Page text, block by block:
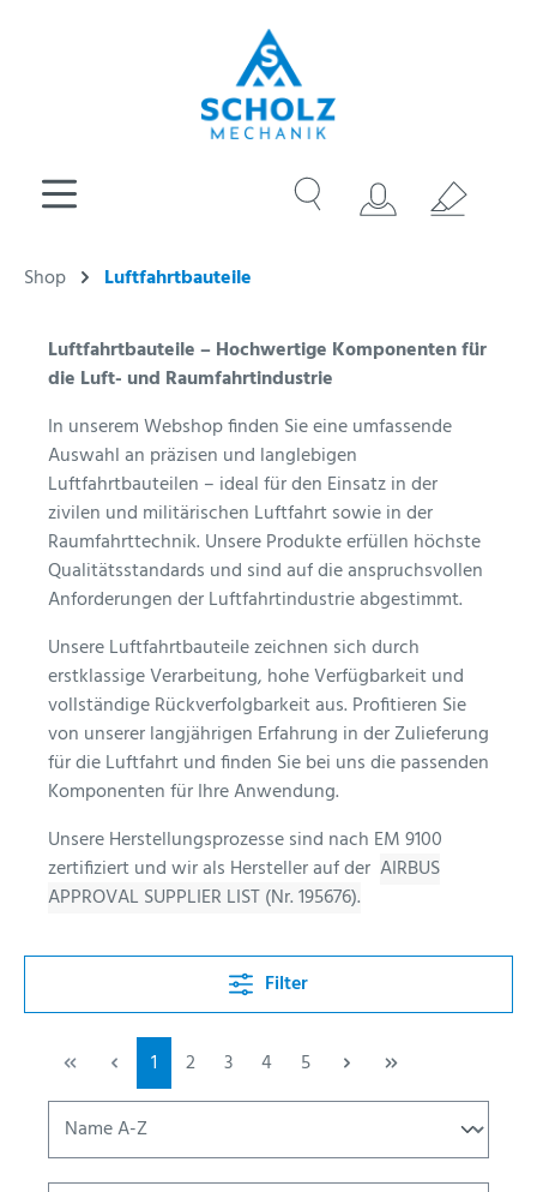
Shop Luftfahrtbauteile
Luftfahrtbauteile – Hochwertige Komponenten für
die Luft- und Raumfahrtindustrie
In unserem Webshop finden Sie eine umfassende
Auswahl an präzisen und langlebigen
Luftfahrtbauteilen – ideal für den Einsatz in der
zivilen und militärischen Luftfahrt sowie in der
Raumfahrttechnik. Unsere Produkte erfüllen höchste
Qualitätsstandards und sind auf die anspruchsvollen
Anforderungen der Luftfahrtindustrie abgestimmt.
Unsere Luftfahrtbauteile zeichnen sich durch
erstklassige Verarbeitung, hohe Verfügbarkeit und
vollständige Rückverfolgbarkeit aus. Profitieren Sie
von unserer langjährigen Erfahrung in der Zulieferung
für die Luftfahrt und finden Sie bei uns die passenden
Komponenten für Ihre Anwendung.
Unsere Herstellungsprozesse sind nach EM 9100
zertifiziert und wir als Hersteller auf der AIRBUS
APPROVAL SUPPLIER LIST (Nr. 195676).
Filter
1 2 3 4 5